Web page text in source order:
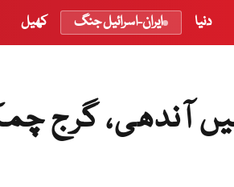
دنیا ایران-اسرائیل جنگ کھیل
آندھی، گرج